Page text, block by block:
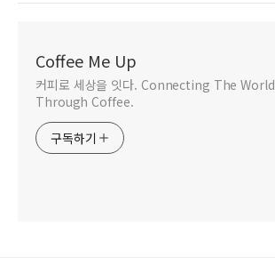
Coffee Me Up
커피로 세상을 잇다. Connecting The World
Through Coffee.
구독하기